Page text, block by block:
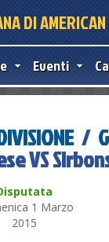
DI
Eventi
/
VS
1 Marzo
2015